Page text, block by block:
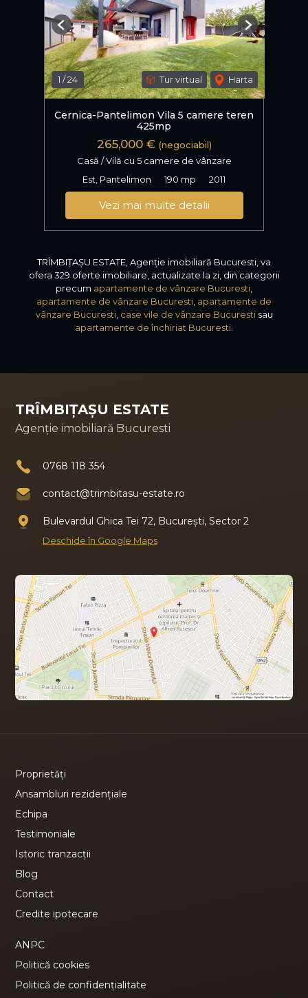
1 /24 Tur virtual Harta
Previous Next
Cernica-Pantelimon Vila 5 camere teren
425mp
265,000 € (negociabil)
Casă / Vilă cu 5 camere de vânzare
Est, Pantelimon
190 mp 2011
Vezi mai multe detalii
TRÎMBIȚAȘU ESTATE, Agenție imobiliară Bucuresti, va
ofera 329 oferte imobiliare, actualizate la zi, din categorii
precum apartamente de vânzare Bucuresti
apartamente de vânzare Bucuresti apartamente de
vânzare Bucuresti, case vile de vânzare Bucurestisau
apartamente de închiriat Bucuresti
TRÎMBIȚAȘU ESTATE
Agenție imobiliară Bucuresti
0768 118 354
contact@trimbitasu-estate.ro
Bulevardul Ghica Tei 72, București, Sector 2
Deschide în Google Maps
Proprietăți
Ansambluri rezidențiale
Echipa
Testimoniale
Istoric tranzacții
Blog
Contact
Credite ipotecare
ANPC
Politică cookies
Politică de confidențialitate